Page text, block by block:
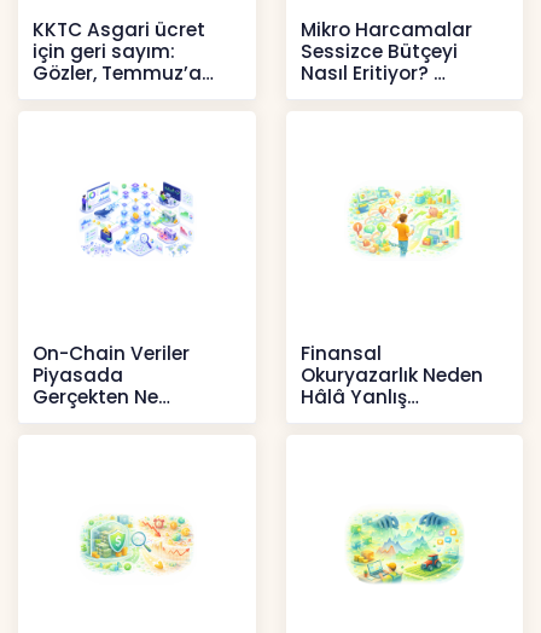
KKTC Asgari ücret
için geri sayım:
Gözler, Temmuz’a
yansıması beklenen
artışta
Mikro Harcamalar
Sessizce Bütçeyi
Nasıl Eritiyor?
İçerikler
On-Chain Veriler
Piyasada
Gerçekten Ne
Anlatır?
Kripto
Finansal
Okuryazarlık Neden
Hâlâ Yanlış
Anlaşılıyor?
İçerikler